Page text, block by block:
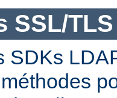
SSL/TLS
SDKs